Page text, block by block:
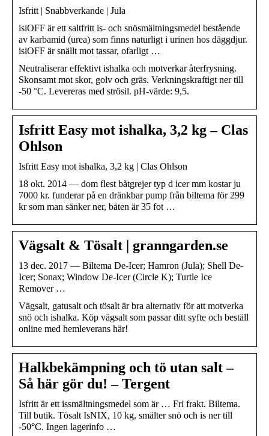
Isfritt | Snabbverkande | Jula
isiOFF är ett saltfritt is- och snösmältningsmedel bestående
av karbamid (urea) som finns naturligt i urinen hos däggdjur.
isiOFF är snällt mot tassar, ofarligt …
Neutraliserar effektivt ishalka och motverkar återfrysning.
Skonsamt mot skor, golv och gräs. Verkningskraftigt ner till
-50 °C. Levereras med strösil. pH-värde: 9,5.
Isfritt Easy mot ishalka, 3,2 kg – Clas
Ohlson
Isfritt Easy mot ishalka, 3,2 kg | Clas Ohlson
18 okt. 2014 — dom flest båtgrejer typ d icer mm kostar ju
7000 kr. funderar på en dränkbar pump från biltema för 299
kr som man sänker ner, båten är 35 fot …
Vägsalt & Tösalt | granngarden.se
13 dec. 2017 — Biltema De-Icer; Hamron (Jula); Shell De-
Icer; Sonax; Window De-Icer (Circle K); Turtle Ice
Remover …
Vägsalt, gatusalt och tösalt är bra alternativ för att motverka
snö och ishalka. Köp vägsalt som passar ditt syfte och beställ
online med hemleverans här!
Halkbekämpning och tö utan salt –
Så här gör du! – Tergent
Isfritt är ett issmältningsmedel som är … Fri frakt. Biltema.
Till butik. Tösalt IsNIX, 10 kg, smälter snö och is ner till
-50°C. Ingen lagerinfo …